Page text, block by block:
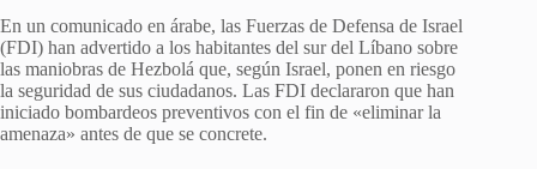
En un comunicado en árabe, las Fuerzas de Defensa de Israel
(FDI) han advertido a los habitantes del sur del Líbano sobre
las maniobras de Hezbolá que, según Israel, ponen en riesgo
la seguridad de sus ciudadanos. Las FDI declararon que han
iniciado bombardeos preventivos con el fin de «eliminar la
amenaza» antes de que se concrete.